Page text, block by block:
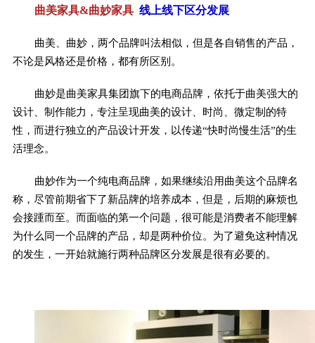
曲美家具&曲妙家具 线上线下区分发展
曲美、曲妙，两个品牌叫法相似，但是各自销售的产品，
不论是风格还是价格，都有所区别。
曲妙是曲美家具集团旗下的电商品牌，依托于曲美强大的
设计、制作能力，专注呈现曲美的设计、时尚、微定制的特
性，而进行独立的产品设计开发，以传递“快时尚慢生活”的生
活理念。
曲妙作为一个纯电商品牌，如果继续沿用曲美这个品牌名
称，尽管前期省下了新品牌的培养成本，但是，后期的麻烦也
会接踵而至。而面临的第一个问题，很可能是消费者不能理解
为什么同一个品牌的产品，却是两种价位。为了避免这种情况
的发生，一开始就施行两种品牌区分发展是很有必要的。